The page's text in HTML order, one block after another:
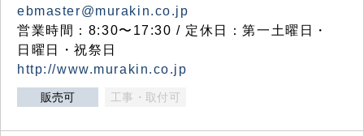
ebmaster@murakin.co.jp
営業時間：8:30〜17:30 / 定休日：第一土曜日・
日曜日・祝祭日
http://www.murakin.co.jp
販売可 工事・取付可